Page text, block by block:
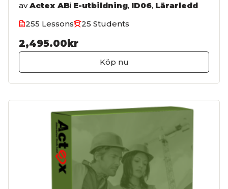
av Actex ABi E-utbildning, ID06, Lärarledd
255 Lessons
25 Students
2,495.00kr
Köp nu